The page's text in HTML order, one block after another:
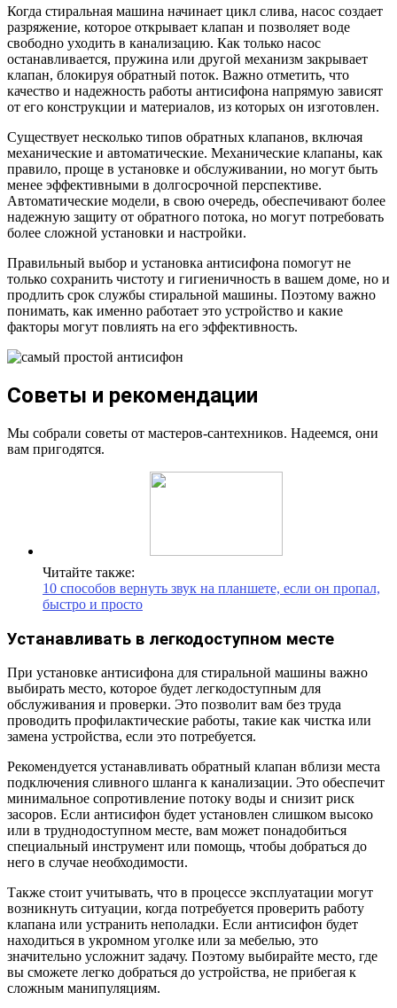
Когда стиральная машина начинает цикл слива, насос создает
разряжение, которое открывает клапан и позволяет воде
свободно уходить в канализацию. Как только насос
останавливается, пружина или другой механизм закрывает
клапан, блокируя обратный поток. Важно отметить, что
качество и надежность работы антисифона напрямую зависят
от его конструкции и материалов, из которых он изготовлен.
Существует несколько типов обратных клапанов, включая
механические и автоматические. Механические клапаны, как
правило, проще в установке и обслуживании, но могут быть
менее эффективными в долгосрочной перспективе.
Автоматические модели, в свою очередь, обеспечивают более
надежную защиту от обратного потока, но могут потребовать
более сложной установки и настройки.
Правильный выбор и установка антисифона помогут не
только сохранить чистоту и гигиеничность в вашем доме, но и
продлить срок службы стиральной машины. Поэтому важно
понимать, как именно работает это устройство и какие
факторы могут повлиять на его эффективность.
Советы и рекомендации
Мы собрали советы от мастеров-сантехников. Надеемся, они
вам пригодятся.
Читайте также:
10 способов вернуть звук на планшете, если он пропал,
быстро и просто
Устанавливать в легкодоступном месте
При установке антисифона для стиральной машины важно
выбирать место, которое будет легкодоступным для
обслуживания и проверки. Это позволит вам без труда
проводить профилактические работы, такие как чистка или
замена устройства, если это потребуется.
Рекомендуется устанавливать обратный клапан вблизи места
подключения сливного шланга к канализации. Это обеспечит
минимальное сопротивление потоку воды и снизит риск
засоров. Если антисифон будет установлен слишком высоко
или в труднодоступном месте, вам может понадобиться
специальный инструмент или помощь, чтобы добраться до
него в случае необходимости.
Также стоит учитывать, что в процессе эксплуатации могут
возникнуть ситуации, когда потребуется проверить работу
клапана или устранить неполадки. Если антисифон будет
находиться в укромном уголке или за мебелью, это
значительно усложнит задачу. Поэтому выбирайте место, где
вы сможете легко добраться до устройства, не прибегая к
сложным манипуляциям.